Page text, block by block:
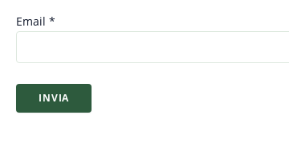
Email *